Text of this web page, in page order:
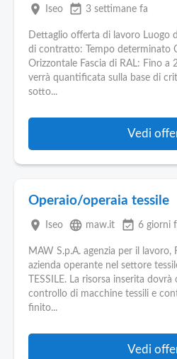
place Iseo event_available 3 settimane fa
Dettaglio offerta di lavoro Luogo
di contratto: Tempo determinato
Orizzontale Fascia di RAL: Fino a
verrà quantificata sulla base di
sotto...
Vedi
Operaio/operaia tessile
place Iseo language maw.it event_available 6 giorni
MAW S.p.A. agenzia per il lavoro,
azienda operante nel settore
TESSILE. La risorsa inserita
controllo di macchine tessili e
finito...
Vedi